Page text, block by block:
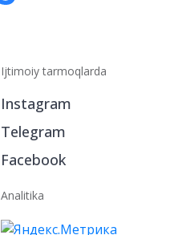
Ijtimoiy tarmoqlarda
Instagram